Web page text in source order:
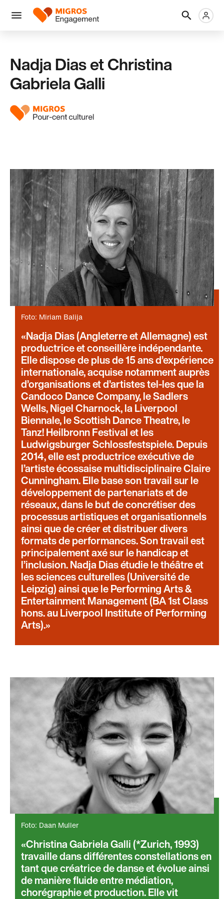
liens
tête
Menu
Logo
Nadja Dias et Christina
Gabriela Galli
Foto: Miriam Balija
Nadja Dias (Angleterre et Allemagne) est
productrice et conseillère indépendante.
Elle dispose de plus de 15 ans d’expérience
internationale, acquise notamment auprès
d’organisations et d’artistes tel-les que la
Candoco Dance Company, le Sadlers
Wells, Nigel Charnock, la Liverpool
Biennale, le Scottish Dance Theatre, le
Tanz! Heilbronn Festival et les
Ludwigsburger Schlossfestspiele. Depuis
2014, elle est productrice exécutive de
l’artiste écossaise multidisciplinaire Claire
Cunningham. Elle base son travail sur le
développement de partenariats et de
réseaux, dans le but de concrétiser des
processus artistiques et organisationnels
ainsi que de créer et distribuer divers
formats de performances. Son travail est
principalement axé sur le handicap et
l’inclusion. Nadja Dias étudie le théâtre et
les sciences culturelles (Université de
Leipzig) ainsi que le Performing Arts &
Entertainment Management (BA 1st Class
hons. au Liverpool Institute of Performing
Arts).
Foto: Daan Muller
Christina Gabriela Galli (*Zurich, 1993)
travaille dans différentes constellations en
tant que créatrice de danse et évolue ainsi
de manière fluide entre médiation,
chorégraphie et production. Elle vit